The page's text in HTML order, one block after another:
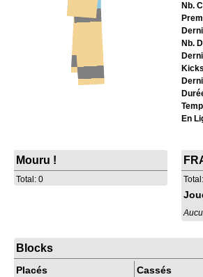
Nb.
Nb.
En
Mouru !
Total: 0
Blocks
Placés Cassés